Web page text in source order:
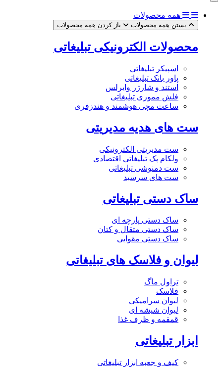
همه محصولات
بستن همه محصولات باز کردن همه محصولات
محصولات الکترونیکی تبلیغاتی
اسپیکر تبلیغاتی
پاور بانک تبلیغاتی
استند و شارژر وایرلس
فلش مموری تبلیغاتی
ساعت مچی هوشمند و هندزفری
ست های هدیه مدیریتی
ست مدیریتی الکترونیکی
ولکام پک تبلیغاتی اقتصادی
ست دمنوشی تبلیغاتی
ست های سرسید
ساک دستی تبلیغاتی
ساک دستی پارچه ای
ساک دستی متقال و کتان
ساک دستی مقوایی
لیوان و فلاسک های تبلیغاتی
تراول ماگ
فلاسک
لیوان سرامیکی
لیوان شیشه ای
قمقمه و ظرف غذا
ابزار تبلیغاتی
کیف و جعبه ابزار تبلیغاتی